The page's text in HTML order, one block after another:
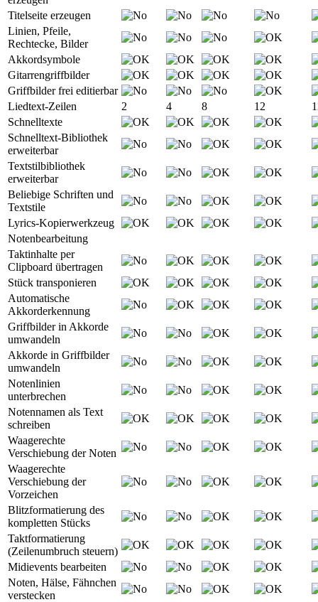
Titelseite erzeugen
Linien, Pfeile,
Rechtecke, Bilder
Akkordsymbole
Gitarrengriffbilder
Griffbilder frei editierbar
Liedtext-Zeilen
2 4 8 12
Schnelltexte
Schnelltext-Bibliothek
erweiterbar
Textstilbibliothek
erweiterbar
Beliebige Schriften und
Textstile
Lyrics-Kopierwerkzeug
Notenbearbeitung
Taktinhalte per
Clipboard übertragen
Stück transponieren
Automatische
Akkorderkennung
Griffbilder in Akkorde
umwandeln
Akkorde in Griffbilder
umwandeln
Notenlinien
unterbrechen
Notennamen als Text
schreiben
Waagerechte
Verschiebung der Noten
Waagerechte
Verschiebung der
Vorzeichen
Blitzformatierung des
kompletten Stücks
Taktformatierung
(Zeilenumbruch steuern)
Midievents bearbeiten
Noten, Hälse, Fähnchen
verstecken